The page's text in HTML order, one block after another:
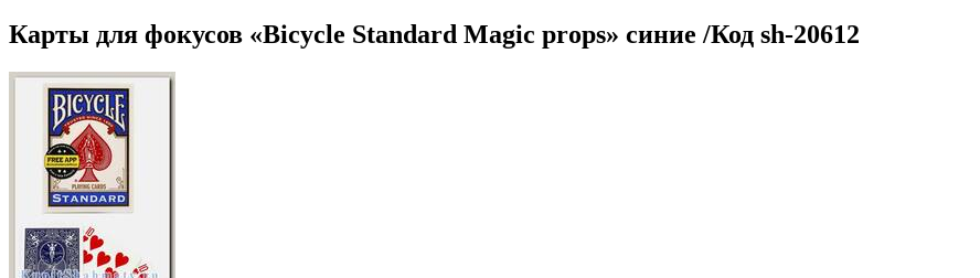
Карты для фокусов «Bicycle Standard Magic props» синие /Код sh-20612